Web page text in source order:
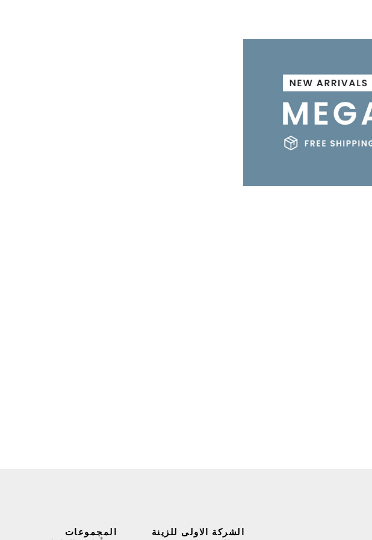
الشركة الاولى للزينة المجموعات